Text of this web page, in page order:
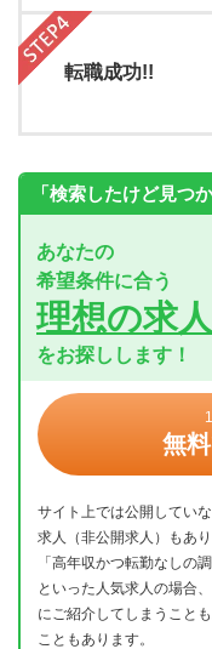
転職成功!!
「検索したけど見つ
あなたの
希望条件に合う
理想の求人
をお探しします！
無
サイト上では公開してい
求人（非公開求人）もあ
「高年収かつ転勤なしの
といった人気求人の場合
にご紹介してしまうこと
こともあります。